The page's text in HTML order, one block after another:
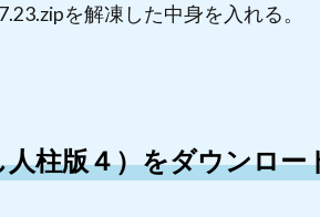
を解凍した中身を入れる。
柱版４）をダウンロー